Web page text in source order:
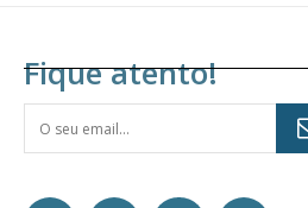
Fique atento!